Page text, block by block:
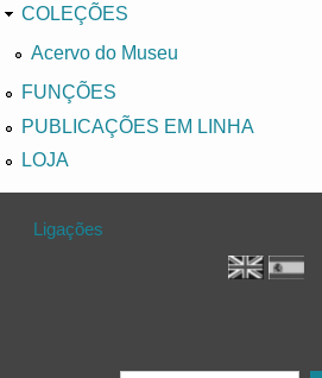
COLEÇÕES
Acervo do Museu
FUNÇÕES
PUBLICAÇÕES EM LINHA
LOJA
Ligações